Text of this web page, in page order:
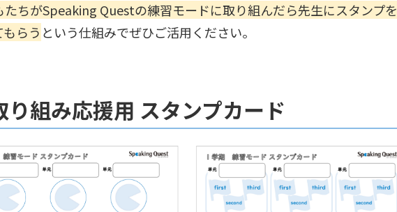
たちがSpeaking Questの練習モードに取り組んだら先生にスタンプを
らう という仕組みでぜひご活用ください。
り組み応援用 スタンプカード